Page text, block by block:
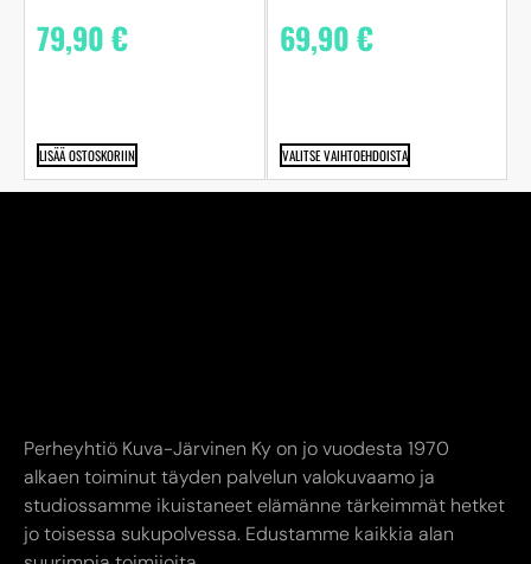
79,90€
LISÄÄ OSTOSKORIIN
69,90€
VALITSE VAIHTOEHDOISTA
Perheyhtiö Kuva-Järvinen Ky on jo vuodesta 1970
alkaen toiminut täyden palvelun valokuvaamo ja
studiossamme ikuistaneet elämänne tärkeimmät hetket
jo toisessa sukupolvessa. Edustamme kaikkia alan